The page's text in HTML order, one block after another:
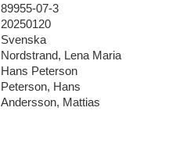
89955-07-3
20250120
Svenska
Nordstrand, Lena Maria
Hans Peterson
Peterson, Hans
Andersson, Mattias